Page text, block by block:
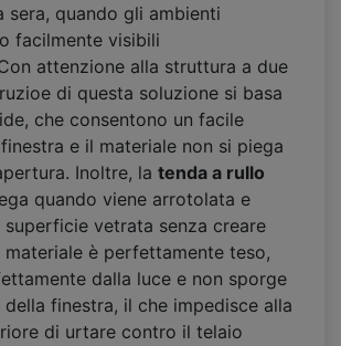
sera, quando gli ambienti
facilmente visibili
attenzione alla struttura a due
di questa soluzione si basa
che consentono un facile
e il materiale non si piega
Inoltre, la tenda a rullo
quando viene arrotolata e
vetrata senza creare
è perfettamente teso,
dalla luce e non sporge
finestra, il che impedisce alla
di urtare contro il telaio